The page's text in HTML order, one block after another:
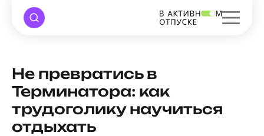
Не превратись в
Терминатора: как
трудоголику научиться
отдыхать